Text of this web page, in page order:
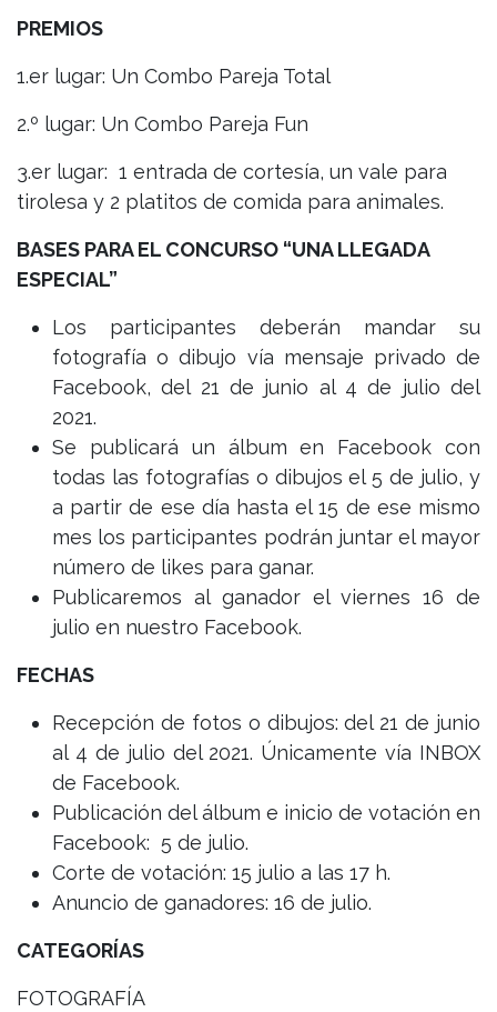
PREMIOS
1.er lugar: Un Combo Pareja Total
2.º lugar: Un Combo Pareja Fun
3.er lugar: 1 entrada de cortesía, un vale para
tirolesa y 2 platitos de comida para animales.
BASES PARA EL CONCURSO “UNA LLEGADA
ESPECIAL”
Los participantes deberán mandar su
fotografía o dibujo vía mensaje privado de
Facebook, del 21 de junio al 4 de julio del
2021.
Se publicará un álbum en Facebook con
todas las fotografías o dibujos el 5 de julio, y
a partir de ese día hasta el 15 de ese mismo
mes los participantes podrán juntar el mayor
número de likes para ganar.
Publicaremos al ganador el viernes 16 de
julio en nuestro Facebook.
FECHAS
Recepción de fotos o dibujos: del 21 de junio
al 4 de julio del 2021. Únicamente vía INBOX
de Facebook.
Publicación del álbum e inicio de votación en
Facebook: 5 de julio.
Corte de votación: 15 julio a las 17 h.
Anuncio de ganadores: 16 de julio.
CATEGORÍAS
FOTOGRAFÍA